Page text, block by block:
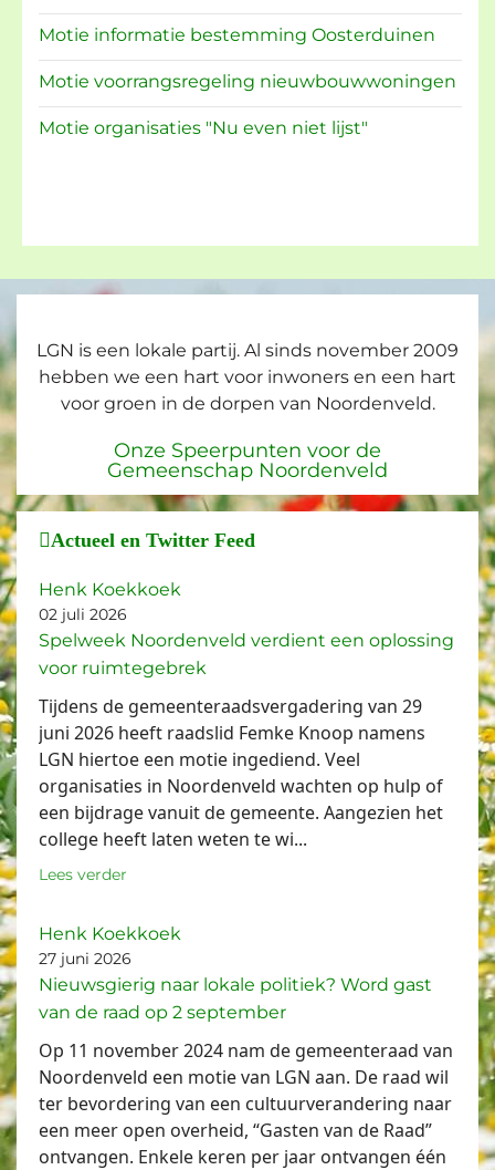
Motie informatie bestemming Oosterduinen
Motie voorrangsregeling nieuwbouwwoningen
Motie organisaties "Nu even niet lijst"
LGN is een lokale partij. Al sinds november 2009
hebben we een hart voor inwoners en een hart
voor groen in de dorpen van Noordenveld.
Onze Speerpunten voor de
Gemeenschap Noordenveld
Actueel en Twitter Feed
Henk Koekkoek
02 juli 2026
Spelweek Noordenveld verdient een oplossing
voor ruimtegebrek
Tijdens de gemeenteraadsvergadering van 29
juni 2026 heeft raadslid Femke Knoop namens
LGN hiertoe een motie ingediend. Veel
organisaties in Noordenveld wachten op hulp of
een bijdrage vanuit de gemeente. Aangezien het
college heeft laten weten te wi...
Lees verder
Henk Koekkoek
27 juni 2026
Nieuwsgierig naar lokale politiek? Word gast
van de raad op 2 september
Op 11 november 2024 nam de gemeenteraad van
Noordenveld een motie van LGN aan. De raad wil
ter bevordering van een cultuurverandering naar
een meer open overheid, “Gasten van de Raad”
ontvangen. Enkele keren per jaar ontvangen één